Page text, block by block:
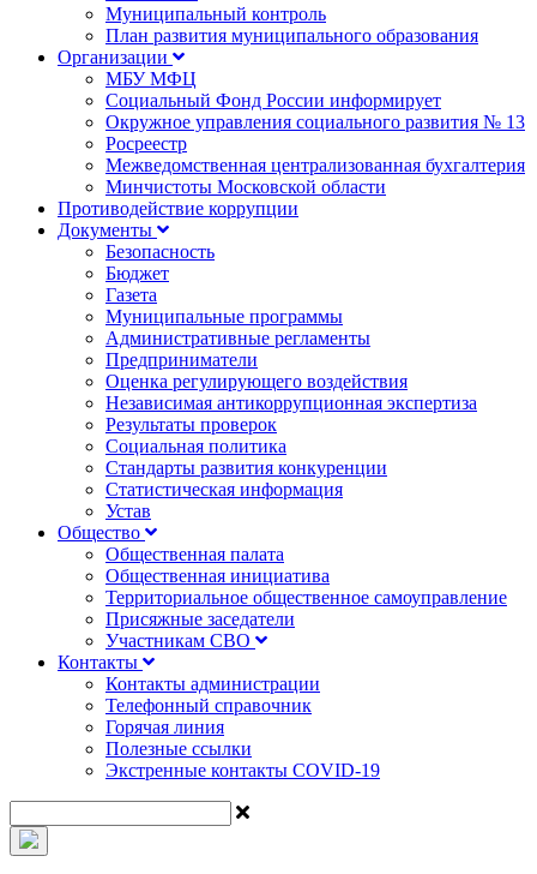
Муниципальный контроль
План развития муниципального образования
Организации
МБУ МФЦ
Социальный Фонд России информирует
Окружное управления социального развития № 13
Росреестр
Межведомственная централизованная бухгалтерия
Минчистоты Московской области
Противодействие коррупции
Документы
Безопасность
Бюджет
Газета
Муниципальные программы
Административные регламенты
Предприниматели
Оценка регулирующего воздействия
Независимая антикоррупционная экспертиза
Результаты проверок
Социальная политика
Стандарты развития конкуренции
Статистическая информация
Устав
Общество
Общественная палата
Общественная инициатива
Территориальное общественное самоуправление
Присяжные заседатели
Участникам СВО
Контакты
Контакты администрации
Телефонный справочник
Горячая линия
Полезные ссылки
Экстренные контакты COVID-19